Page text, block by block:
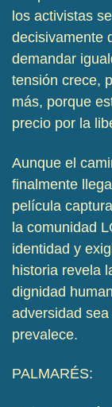
los activistas
decisivamente
demandar
tensión crece,
más, porque
precio por la
Aunque el
finalmente
película
la comunidad
identidad y
historia revela
dignidad
adversidad
prevalece.
PALMARÉS: